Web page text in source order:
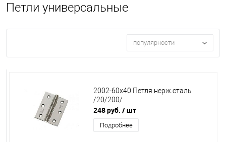
Петли универсальные
популярности
2002-60х40 Петля нерж.сталь
/20/200/
248 руб. / шт
Подробнее